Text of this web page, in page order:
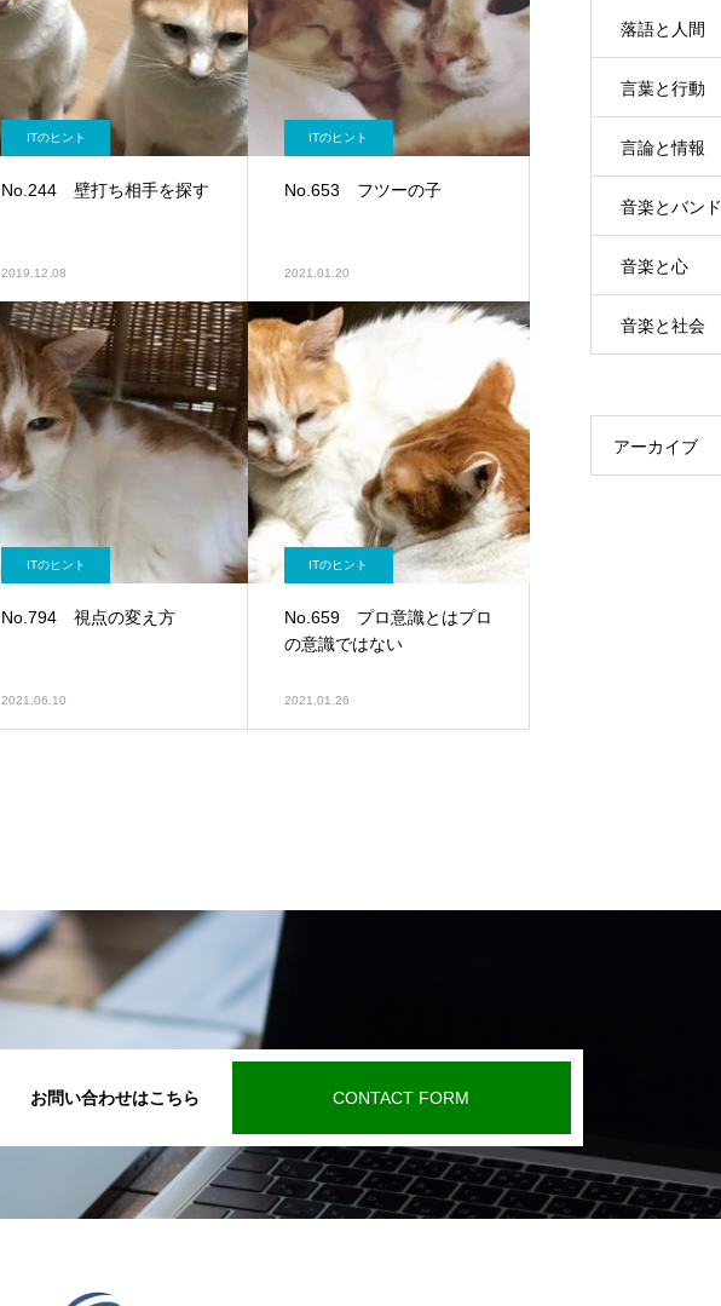
ITのヒント
No.244 壁打ち相手を探す
2019.12.08
ITのヒント
No.653 フツーの子
2021.01.20
ITのヒント
No.794 視点の変え方
2021.06.10
ITのヒント
No.659 プロ意識とはプロ
の意識ではない
2021.01.26
落語と人間
言葉と行動
言論と情報
音楽とバンド
音楽と心
音楽と社会
アーカイブ
お問い合わせはこちら CONTACT FORM